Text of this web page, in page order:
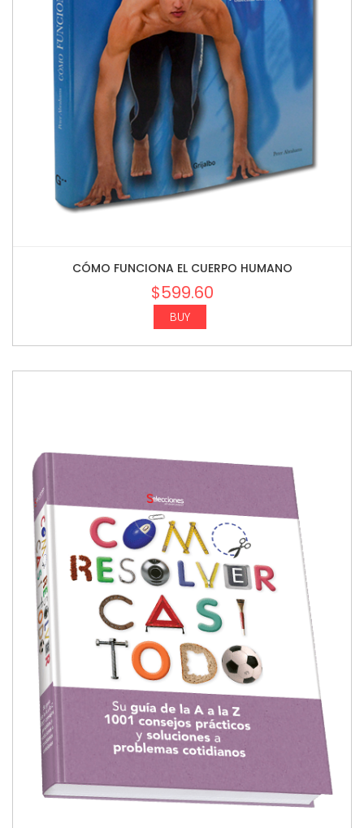
CÓMO FUNCIONA EL CUERPO HUMANO
$599.60
BUY